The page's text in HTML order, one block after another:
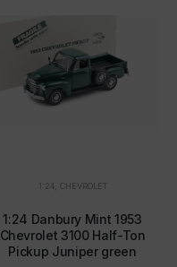
1:24 CHEVROLET
1:24 Danbury Mint 1953
Chevrolet 3100 Half-Ton
Pickup Juniper green